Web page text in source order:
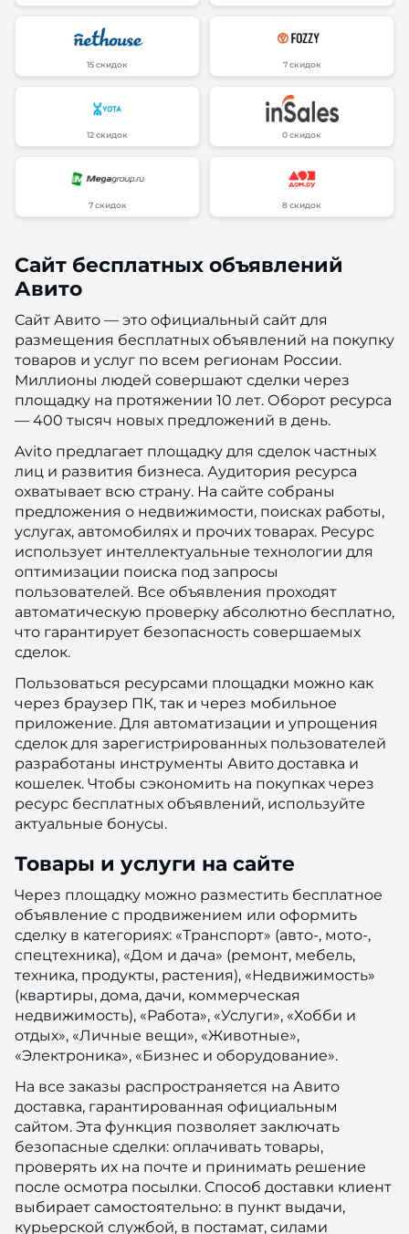
15 скидок 7 скидок
12 скидок 0 скидок
7 скидок 8 скидок
Сайт бесплатных объявлений
Авито
Сайт Авито — это официальный сайт для
размещения бесплатных объявлений на покупку
товаров и услуг по всем регионам России.
Миллионы людей совершают сделки через
площадку на протяжении 10 лет. Оборот ресурса
— 400 тысяч новых предложений в день.
Avito предлагает площадку для сделок частных
лиц и развития бизнеса. Аудитория ресурса
охватывает всю страну. На сайте собраны
предложения о недвижимости, поисках работы,
услугах, автомобилях и прочих товарах. Ресурс
использует интеллектуальные технологии для
оптимизации поиска под запросы
пользователей. Все объявления проходят
автоматическую проверку абсолютно бесплатно,
что гарантирует безопасность совершаемых
сделок.
Пользоваться ресурсами площадки можно как
через браузер ПК, так и через мобильное
приложение. Для автоматизации и упрощения
сделок для зарегистрированных пользователей
разработаны инструменты Авито доставка и
кошелек. Чтобы сэкономить на покупках через
ресурс бесплатных объявлений, используйте
актуальные бонусы.
Товары и услуги на сайте
Через площадку можно разместить бесплатное
объявление с продвижением или оформить
сделку в категориях: «Транспорт» (авто-, мото-,
спецтехника), «Дом и дача» (ремонт, мебель,
техника, продукты, растения), «Недвижимость»
(квартиры, дома, дачи, коммерческая
недвижимость), «Работа», «Услуги», «Хобби и
отдых», «Личные вещи», «Животные»,
«Электроника», «Бизнес и оборудование».
На все заказы распространяется на Авито
доставка, гарантированная официальным
сайтом. Эта функция позволяет заключать
безопасные сделки: оплачивать товары,
проверять их на почте и принимать решение
после осмотра посылки. Способ доставки клиент
выбирает самостоятельно: в пункт выдачи,
курьерской службой, в постамат, силами